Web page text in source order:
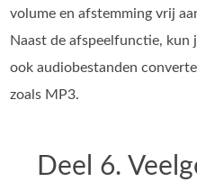
volume en afstemming vrij
Naast de afspeelfunctie, kun
ook audiobestanden
zoals MP3.
Deel 6.